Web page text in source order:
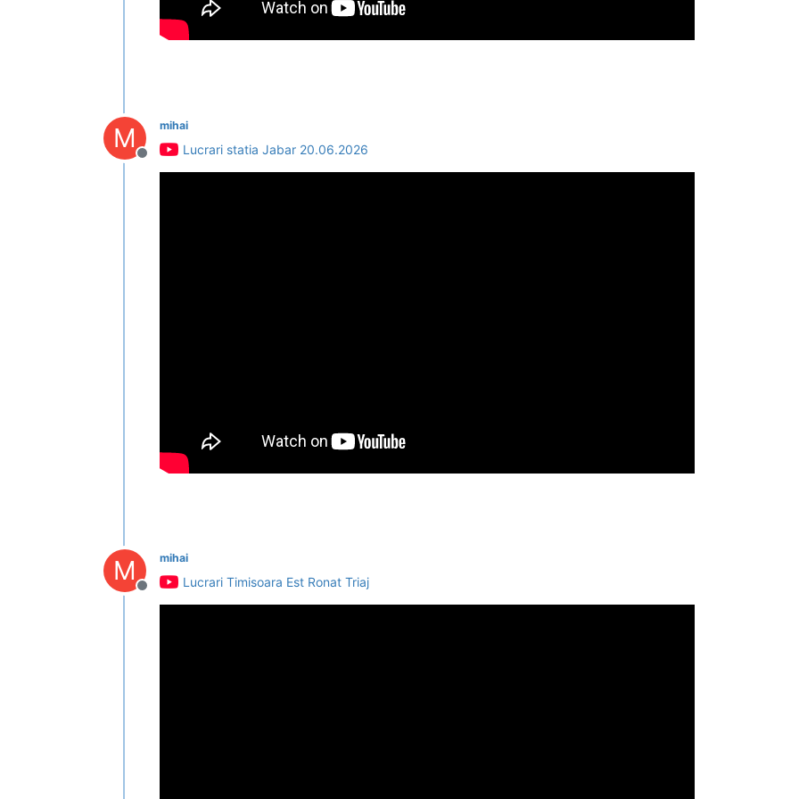
M
Deconectat
mihai
Lucrari statia Jabar 20.06.2026
M
Deconectat
mihai
Lucrari Timisoara Est Ronat Triaj